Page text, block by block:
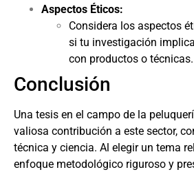
Aspectos Éticos:
Considera los aspectos
si tu investigación
con productos o técnicas.
Conclusión
Una tesis en el campo de la
valiosa contribución a este sector,
técnica y ciencia. Al elegir un tema
enfoque metodológico riguroso y